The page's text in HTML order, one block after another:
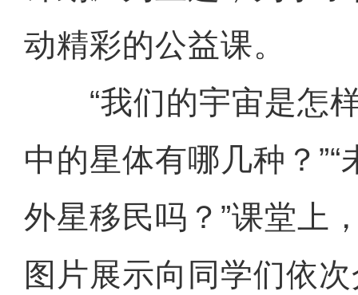
动精彩的公益课。
“我们的宇宙是怎样
中的星体有哪几种？
外星移民吗？”课堂上
图片展示向同学们依